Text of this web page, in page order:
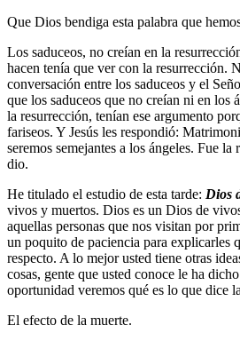
Que Dios bendiga esta palabra que
Los saduceos, no creían en la
hacen tenía que ver con la resurrección.
conversación entre los saduceos y el
que los saduceos que no creían ni en los
la resurrección, tenían ese argumento
fariseos. Y Jesús les respondió:
seremos semejantes a los ángeles. Fue la
dio.
He titulado el estudio de esta tarde: Dios
vivos y muertos. Dios es un Dios de
aquellas personas que nos visitan por
un poquito de paciencia para explicarles
respecto. A lo mejor usted tiene otras
cosas, gente que usted conoce le ha
oportunidad veremos qué es lo que dice
El efecto de la muerte.